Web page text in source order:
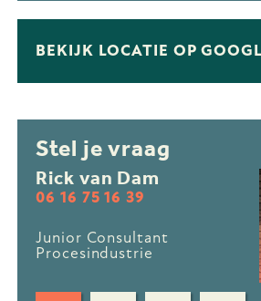
BEKIJK LOCATIE OP
Stel je vraag
Rick van Dam
06 16 75 16 39
Junior Consultant
Procesindustrie